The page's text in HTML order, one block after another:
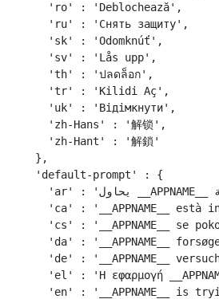
    'ro' : 'Deblochează',
    'ru' : 'Снять защиту',
    'sk' : 'Odomknúť',
    'sv' : 'Lås upp',
    'th' : 'ปลดล็อก',
    'tr' : 'Kilidi Aç',
    'uk' : 'Відімкнути',
    'zh-Hans' : '解锁',
    'zh-Hant' : '解鎖'
  },
  'default-prompt' : {
    'ar' : 'يحاول __APPNAME__ إلغاء تأمين تفضيلات الأمن والخصوصية.',
'ca' : '__APPNAME__ està
'cs' : '__APPNAME__ se
'da' : '__APPNAME__
'de' : '__APPNAME__
'el' : 'Η εφαρμογή
'en' : '__APPNAME__ is